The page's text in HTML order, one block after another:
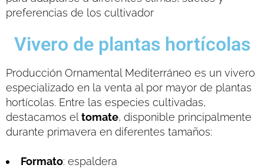
preferencias de los cultivador
Vivero de plantas hortícolas
Producción Ornamental Mediterráneo es un vivero
especializado en la venta al por mayor de plantas
hortícolas. Entre las especies cultivadas,
destacamos el tomate, disponible principalmente
durante primavera en diferentes tamaños:
Formato: espaldera